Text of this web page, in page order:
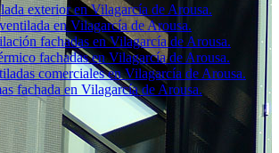
exterior en Vilagarcía de Arousa.
en Vilagarcía de Arousa.
fachadas en Vilagarcía de Arousa.
fachadas en Vilagarcía de Arousa.
comerciales en Vilagarcía de Arousa.
fachada en Vilagarcía de Arousa.